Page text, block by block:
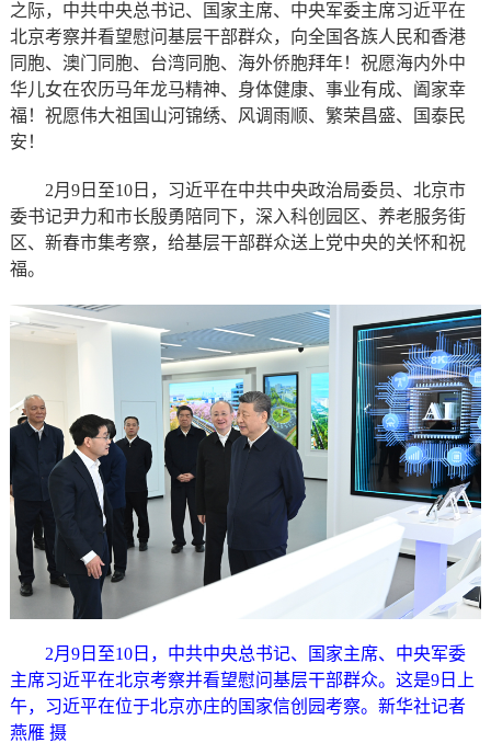
之际，中共中央总书记、国家主席、中央军委主席习近平在
北京考察并看望慰问基层干部群众，向全国各族人民和香港
同胞、澳门同胞、台湾同胞、海外侨胞拜年！祝愿海内外中
华儿女在农历马年龙马精神、身体健康、事业有成、阖家幸
福！祝愿伟大祖国山河锦绣、风调雨顺、繁荣昌盛、国泰民
安！
2月9日至10日，习近平在中共中央政治局委员、北京市
委书记尹力和市长殷勇陪同下，深入科创园区、养老服务街
区、新春市集考察，给基层干部群众送上党中央的关怀和祝
福。
2月9日至10日，中共中央总书记、国家主席、中央军委
主席习近平在北京考察并看望慰问基层干部群众。这是9日上
午，习近平在位于北京亦庄的国家信创园考察。新华社记者
燕雁 摄